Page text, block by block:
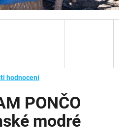
hodnocení
PONČO
modré